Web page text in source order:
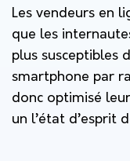
Les vendeurs en
que les
plus susceptibles
smartphone par
donc optimisé
un l’état d’esprit